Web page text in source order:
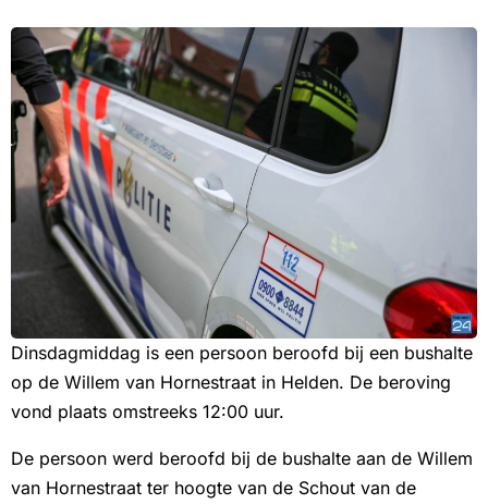
Dinsdagmiddag is een persoon beroofd bij een bushalte
op de Willem van Hornestraat in Helden. De beroving
vond plaats omstreeks 12:00 uur.
De persoon werd beroofd bij de bushalte aan de Willem
van Hornestraat ter hoogte van de Schout van de